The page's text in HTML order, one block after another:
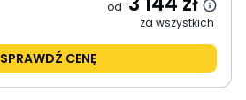
od
za wszystkich
SPRAWDŹ CENĘ